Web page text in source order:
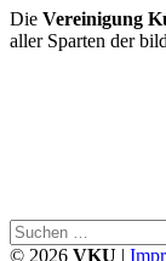
Die Vereinigung
aller Sparten der
© 2026 VKU |